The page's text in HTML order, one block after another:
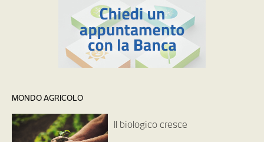
MONDO AGRICOLO
Il biologico cresce